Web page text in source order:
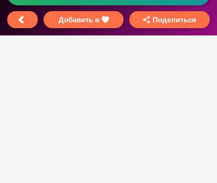
Добавить в Поделиться